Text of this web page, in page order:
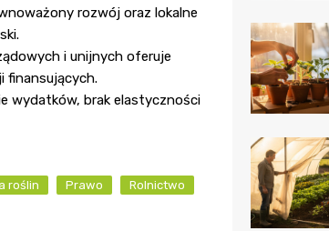
rozwój oraz lokalne
i unijnych oferuje
finansujących.
wydatków, brak elastyczności
roślin Prawo
Rolnictwo